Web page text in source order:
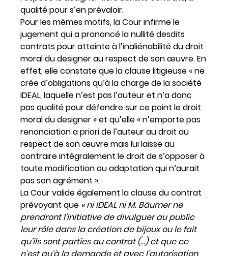
qualité pour s’en prévaloir.
Pour les mêmes motifs, la Cour infirme le
jugement qui a prononcé la nullité desdits
contrats pour atteinte à l’inaliénabilité du droit
moral du designer au respect de son œuvre. En
effet, elle constate que la clause litigieuse « ne
crée d’obligations qu’à la charge de la société
IDEAL, laquelle n’est pas l’auteur et n’a donc
pas qualité pour défendre sur ce point le droit
moral du designer » et qu’elle « n’emporte pas
renonciation a priori de l’auteur au droit au
respect de son œuvre mais lui laisse au
contraire intégralement le droit de s’opposer à
toute modification ou adaptation qui n’aurait
pas son agrément ».
La Cour valide également la clause du contrat
prévoyant que « ni IDEAL ni M. Bäumer ne
prendront l’initiative de divulguer au public
leur rôle dans la création de bijoux ou le fait
qu’ils sont parties au contrat (…) et que ce
n’est qu’à la demande et avec l’autorisation